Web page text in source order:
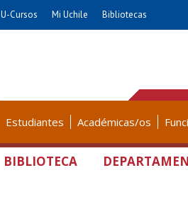
U-Cursos Mi Uchile Bibliotecas
Estudiantes Académicas/os
BIBLIOTECA